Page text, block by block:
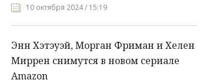
10 октября 2024 / 15:19
Энн Хэтэуэй, Морган Фриман и Хелен
Миррен снимутся в новом сериале
Amazon